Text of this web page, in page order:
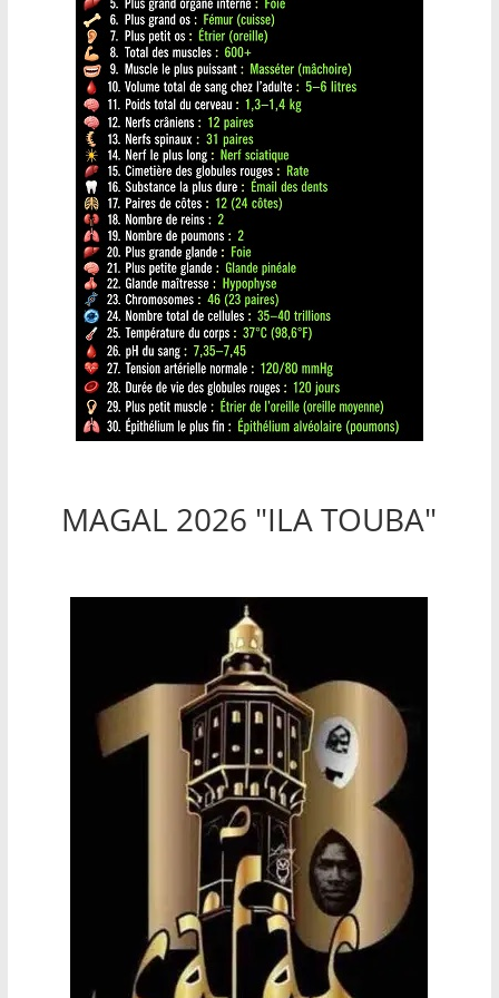
MAGAL 2026 "ILA TOUBA"